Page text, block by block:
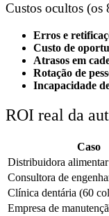
Custos ocultos (os
Erros e
Custo de
Atrasos em
Rotação de
Incapacidade
ROI real da
Caso
Distribuidora
Consultora de
Clínica dentária (60
Empresa de